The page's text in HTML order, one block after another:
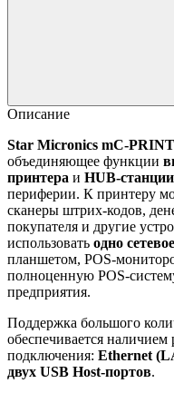
Описание
Star Micronics mC-PRINT
объединяющее функции
принтера и HUB-станции
периферии. К принтеру
сканеры штрих-кодов,
покупателя и другие
использовать одно
планшетом, POS-
полноценную POS-
предприятия.
Поддержка большого
обеспечивается
подключения: Ethernet
двух USB Host-портов.